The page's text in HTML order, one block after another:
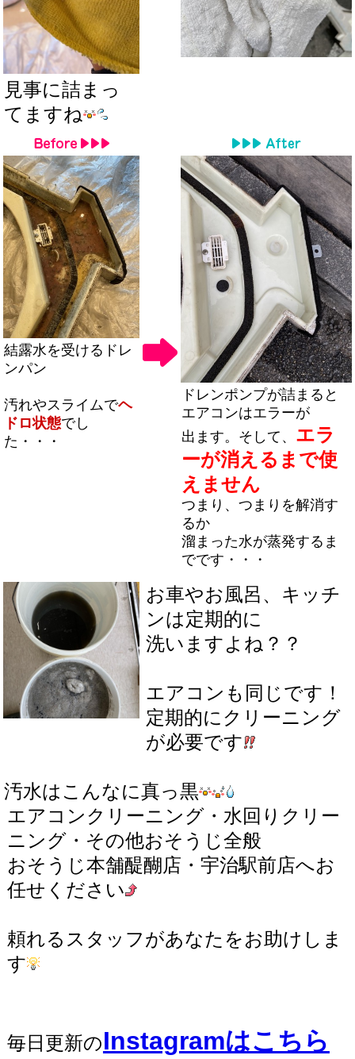
見事に詰まっ
てますね
結露水を受けるドレ
ンパン
汚れやスライムでヘ
ドロ状態でし
た・・・
ドレンポンプが詰まると
エアコンはエラーが
出ます。そして、 エラ
ーが消えるまで使
えません
つまり、つまりを解消す
るか
溜まった水が蒸発するま
でです・・・
お車やお風呂、キッチ
ンは定期的に
洗いますよね？？
エアコンも同じです！
定期的にクリーニング
が必要です
汚水はこんなに真っ黒
エアコンクリーニング・水回りクリー
ニング・その他おそうじ全般
おそうじ本舗醍醐店・宇治駅前店へお
任せください
頼れるスタッフがあなたをお助けしま
す
毎日更新のInstagramはこちら